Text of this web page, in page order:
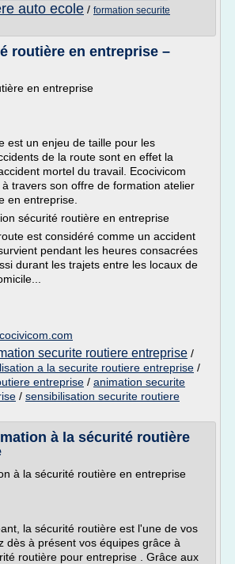
auto ecole / formation securite
routière en entreprise –
en entreprise
est un enjeu de taille pour les
de la route sont en effet la
mortel du travail. Ecocivicom
travers son offre de formation atelier
en entreprise.
sécurité routière en entreprise
est considéré comme un accident
pendant les heures consacrées
durant les trajets entre les locaux de
securite routiere entreprise /
a la securite routiere entreprise /
entreprise / animation securite
/ sensibilisation securite routiere
à la sécurité routière
à la sécurité routière en entreprise
la sécurité routière est l'une de vos
dès à présent vos équipes grâce à
routière pour entreprise . Grâce aux